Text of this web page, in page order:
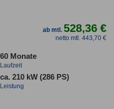
ab mtl.528,36 €
netto mtl. 443,70 €
60 Monate
Laufzeit
ca. 210 kW (286 PS)
Leistung